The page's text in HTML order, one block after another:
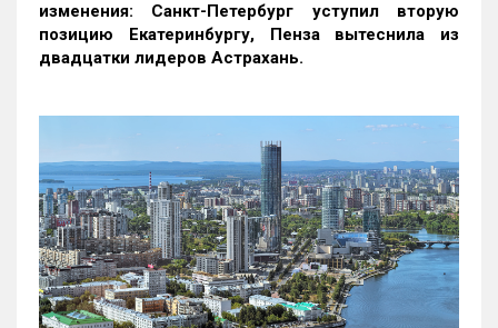
изменения: Санкт-Петербург уступил вторую
позицию Екатеринбургу, Пенза вытеснила из
двадцатки лидеров Астрахань.